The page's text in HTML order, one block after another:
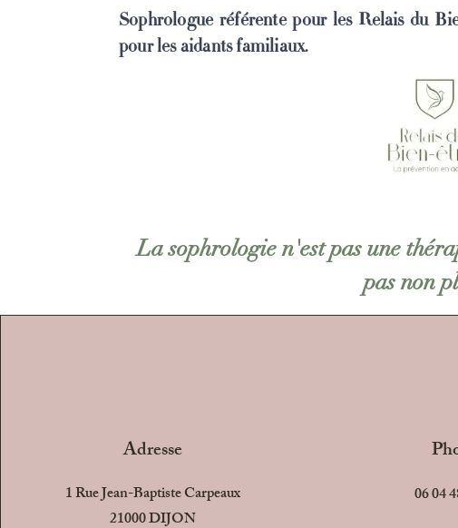
Sophrologue référente pour les Relais du
pour les aidants familiaux.
La sophrologie n'est pas une
pas non
Adresse
1 Rue Jean-Baptiste Carpeaux
21000 DIJON
06 04